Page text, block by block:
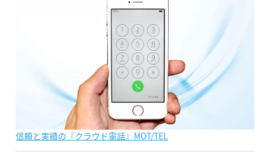
信頼と実績の『クラウド電話』MOT/TEL